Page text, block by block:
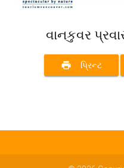
વાનકુવર
print પ્રિન્ટ